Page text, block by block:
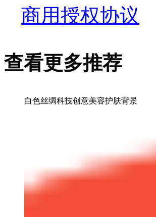
商用授权协议
查看更多推荐
白色丝绸科技创意美容护肤背景